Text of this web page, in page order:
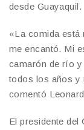
desde Guayaquil.
«La comida está
me encantó. Mi
camarón de río
todos los años y
comentó
El presidente del